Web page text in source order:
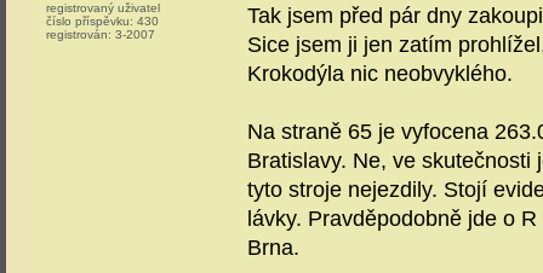
registrovaný uživatel
číslo příspěvku: 430
registrován: 3-2007
Tak jsem před pár dny
Sice jsem ji jen zatím
Krokodýla nic neobvyklého.
Na straně 65 je vyfocena
Bratislavy. Ne, ve
tyto stroje nejezdily. Stojí
lávky. Pravděpodobně jde o
Brna.